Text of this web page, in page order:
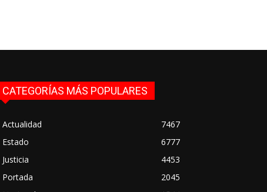
CATEGORÍAS MÁS POPULARES
Actualidad
7467
Estado
6777
Justicia
4453
Portada
2045